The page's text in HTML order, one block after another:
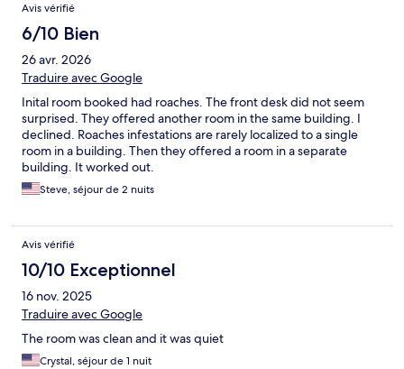
Avis vérifié
6/10 Bien
26 avr. 2026
Traduire avec Google
Inital room booked had roaches. The front desk did not seem
surprised. They offered another room in the same building. I
declined. Roaches infestations are rarely localized to a single
room in a building. Then they offered a room in a separate
building. It worked out.
Steve, séjour de 2 nuits
Avis vérifié
10/10 Exceptionnel
16 nov. 2025
Traduire avec Google
The room was clean and it was quiet
Crystal, séjour de 1 nuit